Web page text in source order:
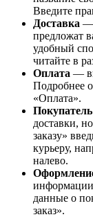
Введите
Доставка —
предложат
удобный
читайте в
Оплата —
Подробнее о
«Оплата».
Покупатель
доставки,
заказу»
курьеру,
налево.
данные о
заказ».